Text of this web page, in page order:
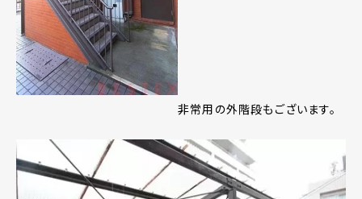
非常用の外階段もございます。